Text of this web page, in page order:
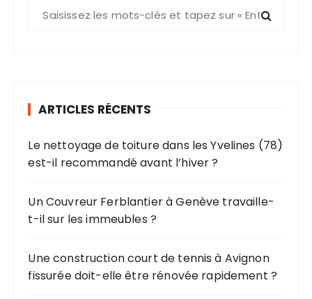
e
p
u
r
:
ARTICLES RÉCENTS
Le nettoyage de toiture dans les Yvelines (78)
est-il recommandé avant l’hiver ?
Un Couvreur Ferblantier à Genève travaille-
t-il sur les immeubles ?
Une construction court de tennis à Avignon
fissurée doit-elle être rénovée rapidement ?